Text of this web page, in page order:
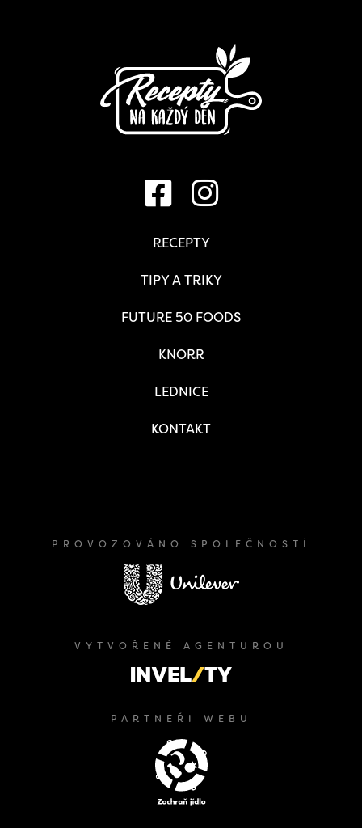
RECEPTY
TIPY A TRIKY
FUTURE 50 FOODS
KNORR
LEDNICE
KONTAKT
PROVOZOVÁNO SPOLEČNOSTÍ
VYTVOŘENÉ AGENTUROU
PARTNEŘI WEBU